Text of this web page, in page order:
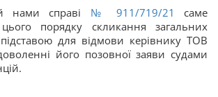
нами справі № 911/719/21
саме
порядку скликання загальних
для відмови керівнику ТОВ
його позовної заяви судами